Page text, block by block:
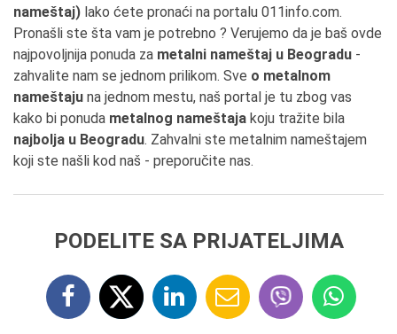
nameštaj) lako ćete pronaći na portalu 011info.com.
Pronašli ste šta vam je potrebno ? Verujemo da je baš ovde
najpovoljnija ponuda za metalni nameštaj u Beogradu -
zahvalite nam se jednom prilikom. Sve o metalnom
nameštaju na jednom mestu, naš portal je tu zbog vas
kako bi ponuda metalnog nameštaja koju tražite bila
najbolja u Beogradu. Zahvalni ste metalnim nameštajem
koji ste našli kod naš - preporučite nas.
PODELITE SA PRIJATELJIMA